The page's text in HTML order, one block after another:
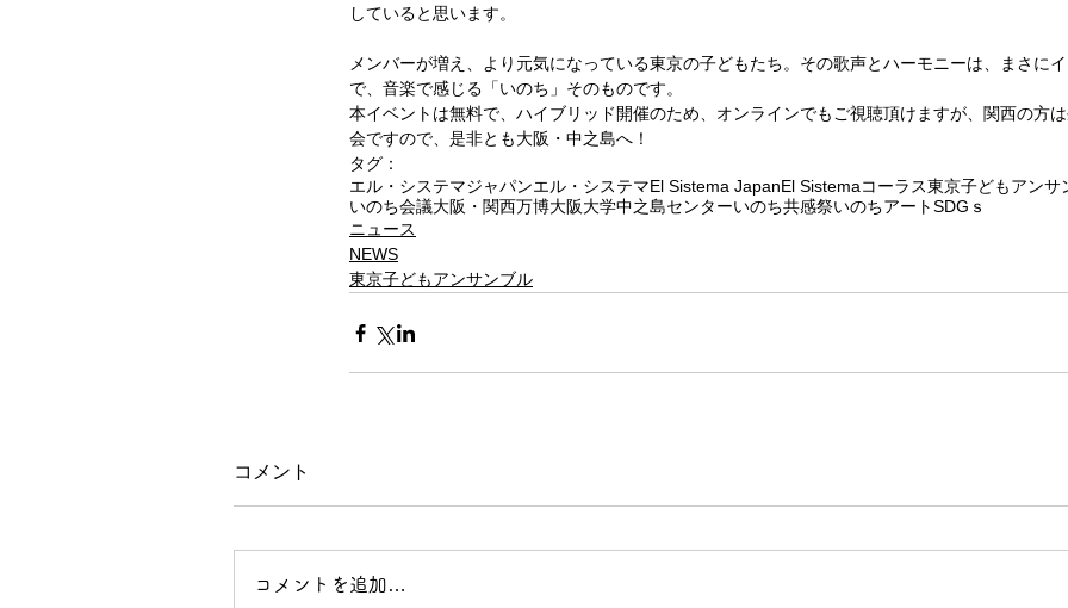
していると思います。
メンバーが増え、より元気になっている東京の子どもたち。その歌声とハーモニーは、まさに
で、音楽で感じる「いのち」そのものです。
本イベントは無料で、ハイブリッド開催のため、オンラインでもご視聴頂けますが、関西の方
会ですので、是非とも大阪・中之島へ！
タグ：
エル・システマジャパンエル・システマEl Sistema JapanEl Sistemaコーラス東京子どもアンサ
いのち会議大阪・関西万博大阪大学中之島センターいのち共感祭いのちアートSDGｓ
ニュース
NEWS
東京子どもアンサンブル
コメント
コメントを追加…